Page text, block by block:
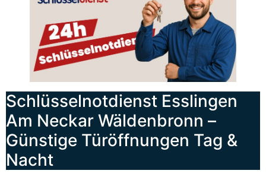
Schlüsselnotdienst Esslingen
Am Neckar Wäldenbronn –
Günstige Türöffnungen Tag &
Nacht